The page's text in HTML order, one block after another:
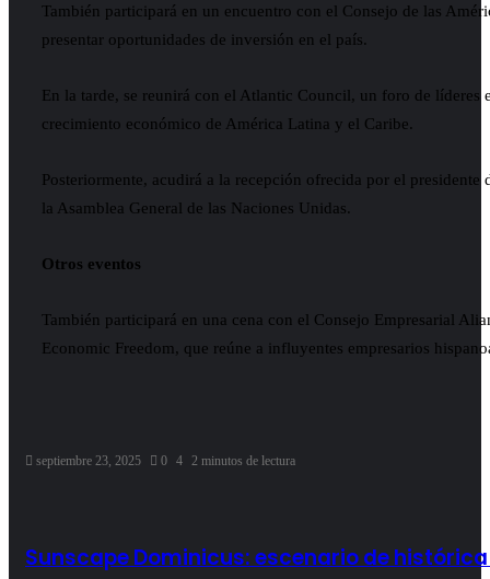
También participará en un encuentro con el Consejo de las
presentar oportunidades de inversión en el país.
En la tarde, se reunirá con el Atlantic Council, un foro de
crecimiento económico de América Latina y el Caribe.
Posteriormente, acudirá a la recepción ofrecida por el
la Asamblea General de las Naciones Unidas.
Otros eventos
También participará en una cena con el Consejo Empresarial
Economic Freedom, que reúne a influyentes empresarios
septiembre 23, 2025 0 4 2 minutos de lectura
Sunscape Dominicus: escenario de